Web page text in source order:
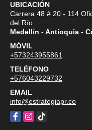
UBICACIÓN
Carrera 48 # 20 - 114
del Río
Medellín - Antioquia -
MÓVIL
+573243955861
TELÉFONO
+576043229732
EMAIL
info@estrategiapr.co
Facebook
Instagram
TikTok